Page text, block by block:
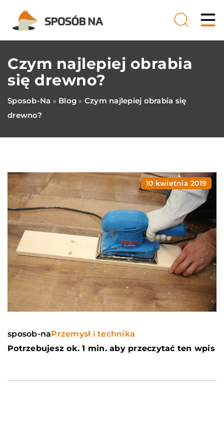
Czym najlepiej obrabia
się drewno?
Sposob-Na » Blog » Czym najlepiej obrabia się
drewno?
10 kwietnia 2019
sposob-naPrzemysł i technika
Potrzebujesz ok. 1 min. aby przeczytać ten wpis